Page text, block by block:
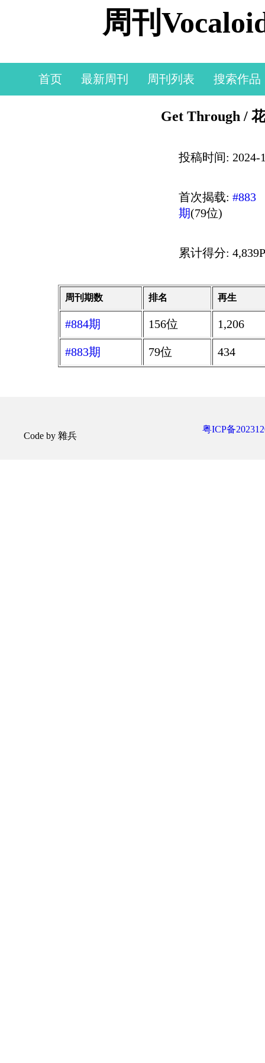
周刊
首页 最新周刊 周刊列表 搜索作品
Get Through /
投稿时间: 2024-
首次揭载: #883
期(79位)
累计得分:
周刊期数 排名 再生
#884期 156位 1,206
#883期 79位 434
Code by 雜兵
粤ICP备